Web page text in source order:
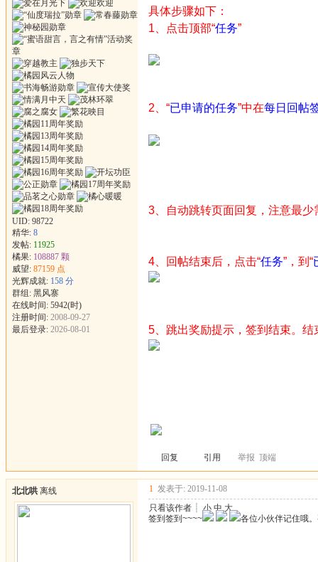
UID: 98722
精华: 8
发帖: 11925
橘果: 108887 颗
威望: 87159 点
光辉成就: 158 分
群组: 黑风寨
在线时间: 5942(时)
注册时间: 2008-09-27
最后登录: 2026-08-01
具体步骤如下：
1、点击顶部“任务”
2、“已申请的任务”中在每日回帖
3、自动跳转页面回复，注意最
4、回帖结束后，点击“任务”，到“
5、跳出奖励提示，签到结束。
回复 引用 举报 顶端
北北哄 离线 1 发表于: 2019-11-08
只看该作者 ┊ 小 中 大
签到签到~~~~
各位小伙伴记住哦